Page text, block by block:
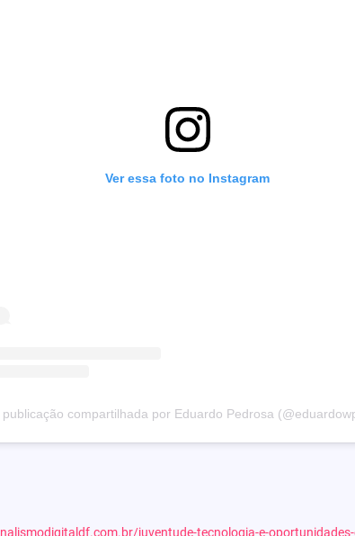
Ver essa foto no Instagram
publicação compartilhada por Eduardo Pedrosa
juventude-tecnologia-e-